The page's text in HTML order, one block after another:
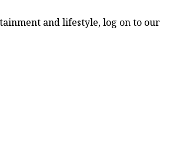
and lifestyle, log on to our